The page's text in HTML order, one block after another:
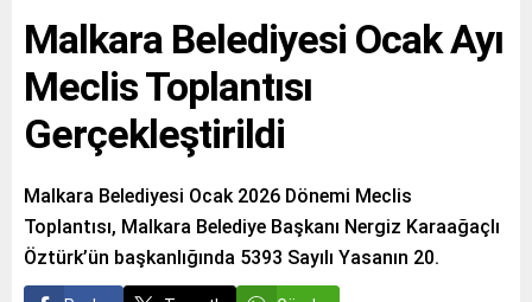
Malkara Belediyesi Ocak Ayı
Meclis Toplantısı
Gerçekleştirildi
Malkara Belediyesi Ocak 2026 Dönemi Meclis
Toplantısı, Malkara Belediye Başkanı Nergiz Karaağaçlı
Öztürk’ün başkanlığında 5393 Sayılı Yasanın 20.